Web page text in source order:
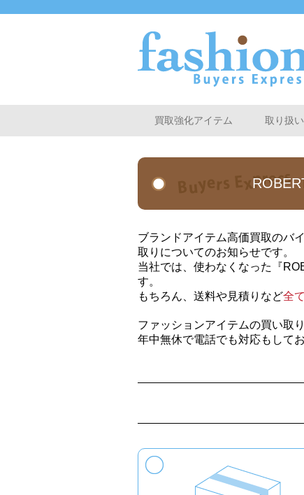
買取強化アイテム 取り扱
ブランドアイテム高価買取のバ
取りについてのお知らせです。
当社では、使わなくなった『
す。
もちろん、送料や見積りなど全
ファッションアイテムの買い取
年中無休で電話でも対応もして